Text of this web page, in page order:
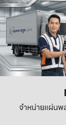
จำหน่ายแผ่นพ